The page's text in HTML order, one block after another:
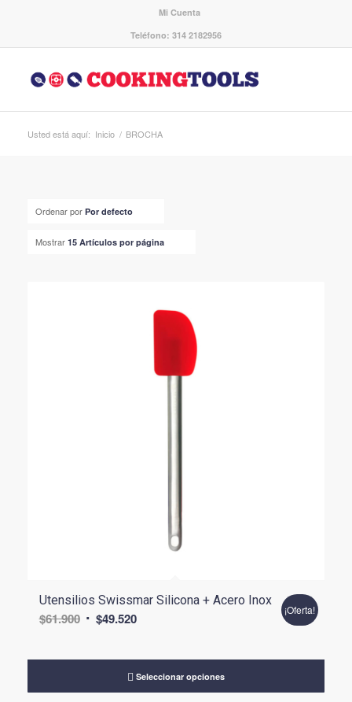
Mi Cuenta
Teléfono: 314 2182956
Usted está aquí: Inicio / BROCHA
Ordenar por Por defecto
Mostrar 15 Artículos por página
Utensilios Swissmar Silicona + Acero Inox
$61.900 El
$61.900.
$49.520El
es:
$49.520.
¡Oferta!
Seleccionar opciones